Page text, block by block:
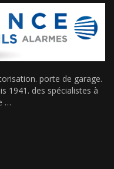
porte de garage.
1941. des spécialistes à
…